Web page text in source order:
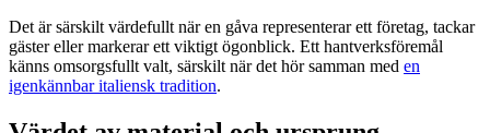
Det är särskilt värdefullt när en gåva representerar ett företag, tackar
gäster eller markerar ett viktigt ögonblick. Ett hantverksföremål
känns omsorgsfullt valt, särskilt när det hör samman med en
igenkännbar italiensk tradition.